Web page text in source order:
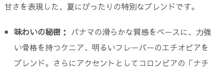
甘さを表現した、夏にぴったりの特別なブレンドです。
味わいの秘密： パナマの滑らかな質感をベースに、力強
い骨格を持つケニア、明るいフレーバーのエチオピアを
ブレンド。さらにアクセントとしてコロンビアの「ナチ